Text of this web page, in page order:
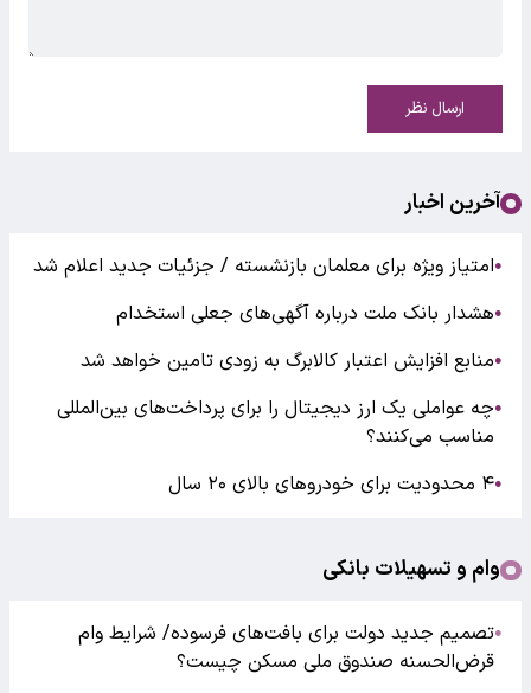
ارسال نظر
آخرین اخبار
●امتیاز ویژه برای معلمان بازنشسته / جزئیات جدید اعلام شد
●هشدار بانک ملت درباره آگهی‌های جعلی استخدام
●منابع افزایش اعتبار کالابرگ به زودی تامین خواهد شد
●چه عواملی یک ارز دیجیتال را برای پرداخت‌های بین‌المللی
مناسب می‌کنند؟
●۴ محدودیت برای خودروهای بالای ۲۰ سال
وام و تسهیلات بانکی
●تصمیم جدید دولت برای بافت‌های فرسوده/ شرایط وام
قرض‌الحسنه صندوق ملی مسکن چیست؟